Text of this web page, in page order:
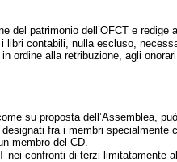
del patrimonio dell’OFCT e
libri contabili, nulla escluso,
in ordine alla retribuzione, agli
su proposta dell’Assemblea,
fra i membri specialmente
membro del CD.
nei confronti di terzi limitatamente